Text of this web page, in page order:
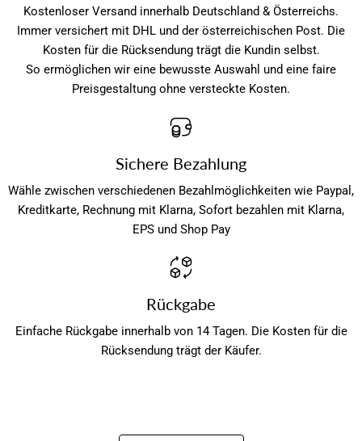
Kostenloser Versand innerhalb Deutschland & Österreichs.
Immer versichert mit DHL und der österreichischen Post. Die
Kosten für die Rücksendung trägt die Kundin selbst.
So ermöglichen wir eine bewusste Auswahl und eine faire
Preisgestaltung ohne versteckte Kosten.
Sichere Bezahlung
Wähle zwischen verschiedenen Bezahlmöglichkeiten wie Paypal,
Kreditkarte, Rechnung mit Klarna, Sofort bezahlen mit Klarna,
EPS und Shop Pay
Rückgabe
Einfache Rückgabe innerhalb von 14 Tagen. Die Kosten für die
Rücksendung trägt der Käufer.